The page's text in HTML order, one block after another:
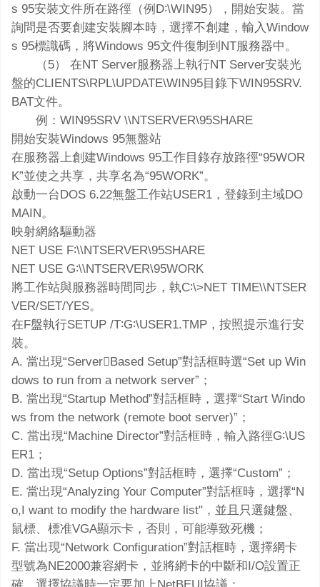
s 95安裝文件所在路徑（例D∶\WIN95），開始安裝。當
詢問是否要創建安裝腳本時，選擇不創建，輸入Window
s 95標識碼，將Windows 95文件復制到NT服務器中。
（5） 在NT Server服務器上執行NT Server安裝光
盤的CLIENTS\RPL\UPDATE\WIN95目錄下WIN95SRV.
BAT文件。
例：WIN95SRV \\NTSERVER\95SHARE
開始安裝Windows 95無盤站
在服務器上創建Windows 95工作目錄存放路徑“95WOR
K”並使之共享，共享名為“95WORK”。
啟動一台DOS 6.22無盤工作站USER1，登錄到主域DO
MAIN。
映射網絡驅動器
NET USE F∶\\NTSERVER\95SHARE
NET USE G∶\\NTSERVER\95WORK
將工作站與服務器時間同步，執C∶\>NET TIME\\NTSER
VER/SET/YES。
在F盤執行SETUP /T∶G∶\USER1.TMP，按照提示進行安
裝。
A. 當出現“ServerBased Setup”對話框時選“Set up Win
dows to run from a network server”；
B. 當出現“Startup Method”對話框時，選擇“Start Windo
ws from the network (remote boot server)”；
C. 當出現“Machine Director”對話框時，輸入路徑G∶\US
ER1；
D. 當出現“Setup Options”對話框時，選擇“Custom”；
E. 當出現“Analyzing Your Computer”對話框時，選擇“N
o,I want to modify the hardware list"，並且只選鍵盤、
鼠標、標准VGA顯示卡，否則，可能導致死機；
F. 當出現“Network Configuration”對話框時，選擇網卡
型號為NE2000兼容網卡，並將網卡的中斷和I/O設置正